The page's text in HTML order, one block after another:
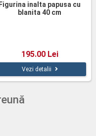
Figurina inalta papusa cu
blanita 40 cm
195.00 Lei
Vezi detalii